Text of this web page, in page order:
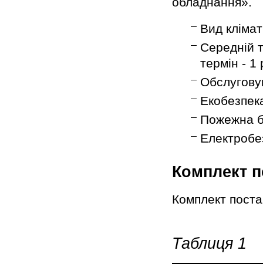
Вид
Середній
термін - 1
Пожежна
Комплект
Комплект
Таблиця 1